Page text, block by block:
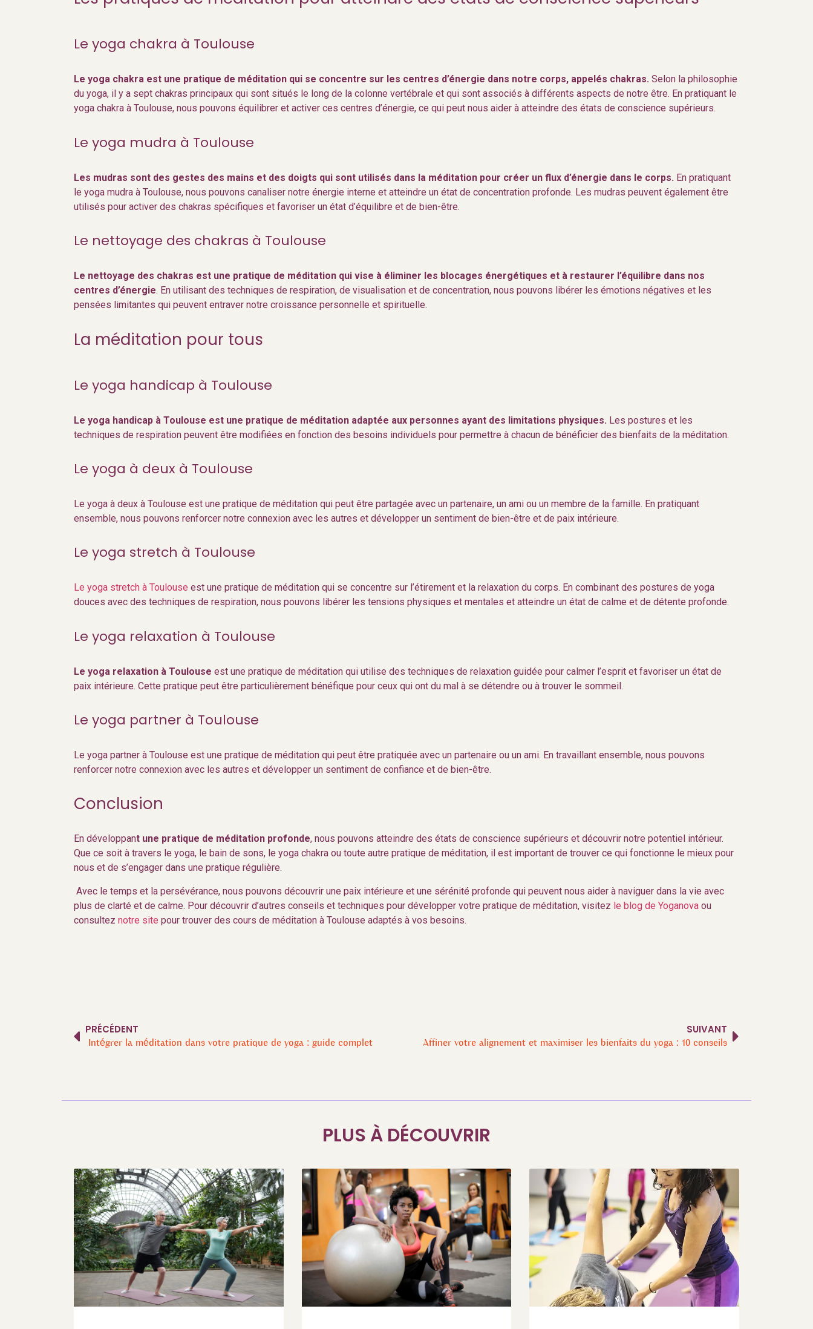
Le yoga chakra à Toulouse
Le yoga chakra est une pratique de méditation qui se concentre sur les centres d’énergie dans notre corps, appelés chakras. Selon la philosophie
du yoga, il y a sept chakras principaux qui sont situés le long de la colonne vertébrale et qui sont associés à différents aspects de notre être. En pratiquant le
yoga chakra à Toulouse, nous pouvons équilibrer et activer ces centres d’énergie, ce qui peut nous aider à atteindre des états de conscience supérieurs.
Le yoga mudra à Toulouse
Les mudras sont des gestes des mains et des doigts qui sont utilisés dans la méditation pour créer un flux d’énergie dans le corps. En pratiquant
le yoga mudra à Toulouse, nous pouvons canaliser notre énergie interne et atteindre un état de concentration profonde. Les mudras peuvent également être
utilisés pour activer des chakras spécifiques et favoriser un état d’équilibre et de bien-être.
Le nettoyage des chakras à Toulouse
Le nettoyage des chakras est une pratique de méditation qui vise à éliminer les blocages énergétiques et à restaurer l’équilibre dans nos
centres d’énergie. En utilisant des techniques de respiration, de visualisation et de concentration, nous pouvons libérer les émotions négatives et les
pensées limitantes qui peuvent entraver notre croissance personnelle et spirituelle.
La méditation pour tous
Le yoga handicap à Toulouse
Le yoga handicap à Toulouse est une pratique de méditation adaptée aux personnes ayant des limitations physiques. Les postures et les
techniques de respiration peuvent être modifiées en fonction des besoins individuels pour permettre à chacun de bénéficier des bienfaits de la méditation.
Le yoga à deux à Toulouse
Le yoga à deux à Toulouse est une pratique de méditation qui peut être partagée avec un partenaire, un ami ou un membre de la famille. En pratiquant
ensemble, nous pouvons renforcer notre connexion avec les autres et développer un sentiment de bien-être et de paix intérieure.
Le yoga stretch à Toulouse
Le yoga stretch à Toulouse est une pratique de méditation qui se concentre sur l’étirement et la relaxation du corps. En combinant des postures de yoga
douces avec des techniques de respiration, nous pouvons libérer les tensions physiques et mentales et atteindre un état de calme et de détente profonde.
Le yoga relaxation à Toulouse
Le yoga relaxation à Toulouse est une pratique de méditation qui utilise des techniques de relaxation guidée pour calmer l’esprit et favoriser un état de
paix intérieure. Cette pratique peut être particulièrement bénéfique pour ceux qui ont du mal à se détendre ou à trouver le sommeil.
Le yoga partner à Toulouse
Le yoga partner à Toulouse est une pratique de méditation qui peut être pratiquée avec un partenaire ou un ami. En travaillant ensemble, nous pouvons
renforcer notre connexion avec les autres et développer un sentiment de confiance et de bien-être.
Conclusion
En développant une pratique de méditation profonde, nous pouvons atteindre des états de conscience supérieurs et découvrir notre potentiel intérieur.
Que ce soit à travers le yoga, le bain de sons, le yoga chakra ou toute autre pratique de méditation, il est important de trouver ce qui fonctionne le mieux pour
nous et de s’engager dans une pratique régulière.
Avec le temps et la persévérance, nous pouvons découvrir une paix intérieure et une sérénité profonde qui peuvent nous aider à naviguer dans la vie avec
plus de clarté et de calme. Pour découvrir d’autres conseils et techniques pour développer votre pratique de méditation, visitez le blog de Yoganova ou
consultez notre site pour trouver des cours de méditation à Toulouse adaptés à vos besoins.
PRÉCÉDENT
Intégrer la méditation dans votre pratique de yoga : guide complet
SUIVANT
Affiner votre alignement et maximiser les bienfaits du yoga : 10 conseils
PLUS À DÉCOUVRIR